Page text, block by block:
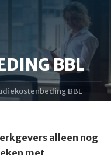
BBL
BBL​
alleen nog
met